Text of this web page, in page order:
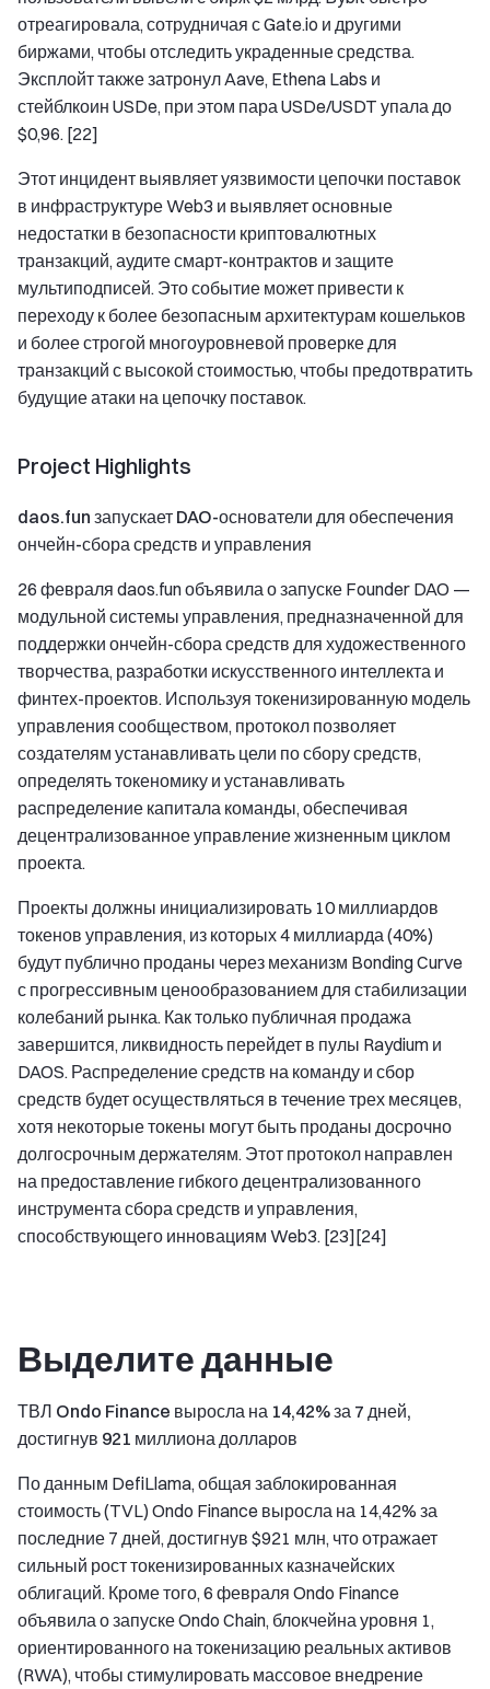
отреагировала, сотрудничая с Gate.io и другими
биржами, чтобы отследить украденные средства.
Эксплойт также затронул Aave, Ethena Labs и
стейблкоин USDe, при этом пара USDe/USDT упала до
$0,96. [22]
Этот инцидент выявляет уязвимости цепочки поставок
в инфраструктуре Web3 и выявляет основные
недостатки в безопасности криптовалютных
транзакций, аудите смарт-контрактов и защите
мультиподписей. Это событие может привести к
переходу к более безопасным архитектурам кошельков
и более строгой многоуровневой проверке для
транзакций с высокой стоимостью, чтобы предотвратить
будущие атаки на цепочку поставок.
Project Highlights
daos.fun запускает DAO-основатели для обеспечения
ончейн-сбора средств и управления
26 февраля daos.fun объявила о запуске Founder DAO —
модульной системы управления, предназначенной для
поддержки ончейн-сбора средств для художественного
творчества, разработки искусственного интеллекта и
финтех-проектов. Используя токенизированную модель
управления сообществом, протокол позволяет
создателям устанавливать цели по сбору средств,
определять токеномику и устанавливать
распределение капитала команды, обеспечивая
децентрализованное управление жизненным циклом
проекта.
Проекты должны инициализировать 10 миллиардов
токенов управления, из которых 4 миллиарда (40%)
будут публично проданы через механизм Bonding Curve
с прогрессивным ценообразованием для стабилизации
колебаний рынка. Как только публичная продажа
завершится, ликвидность перейдет в пулы Raydium и
DAOS. Распределение средств на команду и сбор
средств будет осуществляться в течение трех месяцев,
хотя некоторые токены могут быть проданы досрочно
долгосрочным держателям. Этот протокол направлен
на предоставление гибкого децентрализованного
инструмента сбора средств и управления,
способствующего инновациям Web3. [23][24]
Выделите данные
ТВЛ Ondo Finance выросла на 14,42% за 7 дней,
достигнув 921 миллиона долларов
По данным DefiLlama, общая заблокированная
стоимость (TVL) Ondo Finance выросла на 14,42% за
последние 7 дней, достигнув $921 млн, что отражает
сильный рост токенизированных казначейских
облигаций. Кроме того, 6 февраля Ondo Finance
объявила о запуске Ondo Chain, блокчейна уровня 1,
ориентированного на токенизацию реальных активов
(RWA), чтобы стимулировать массовое внедрение